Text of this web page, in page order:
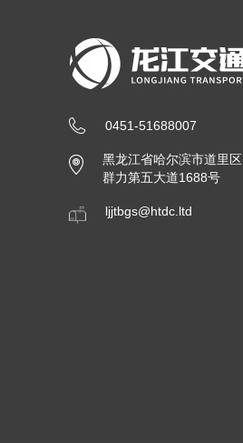
0451-51688007
黑龙江省哈尔滨市道里区
群力第五大道1688号
ljjtbgs@htdc.ltd